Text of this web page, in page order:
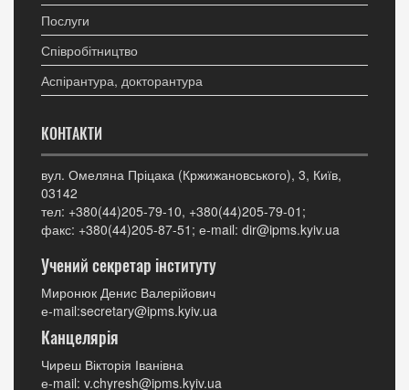
Послуги
Співробітництво
Аспірантура, докторантура
КОНТАКТИ
вул. Омеляна Пріцака (Кржижановського), 3, Київ,
03142
тел: +380(44)205-79-10, +380(44)205-79-01;
факс: +380(44)205-87-51; е-mail: dir@ipms.kyiv.ua
Учений секретар інституту
Миронюк Денис Валерійович
е-mail:secretary@ipms.kyiv.ua
Канцелярія
Чиреш Вікторія Іванівна
е-mail: v.chyresh@ipms.kyiv.ua